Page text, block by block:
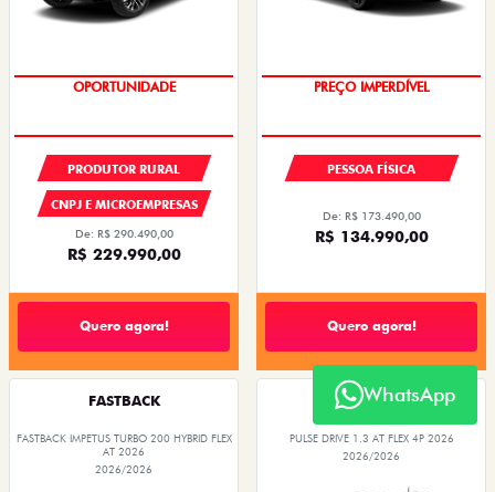
OPORTUNIDADE
PRODUTOR RURAL
CNPJ E MICROEMPRESAS
De: R$ 290.490,00
R$ 229.990,00
Quero agora!
PREÇO IMPERDÍVEL
PESSOA FÍSICA
De: R$ 173.490,00
R$ 134.990,00
Quero agora!
FASTBACK
FASTBACK IMPETUS TURBO 200 HYBRID FLEX
AT 2026
2026/2026
PULSE
PULSE DRIVE 1.3 AT FLEX 4P 2026
2026/2026
WhatsApp